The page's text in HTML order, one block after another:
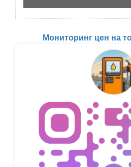
Мониторинг цен на